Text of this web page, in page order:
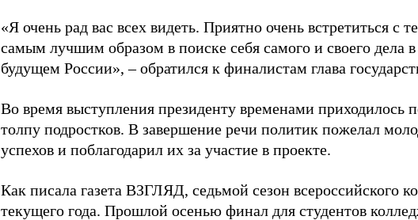
«Я очень рад вас всех видеть. Приятно очень встретиться с
самым лучшим образом в поиске себя самого и своего дела
будущем России», – обратился к финалистам глава
Во время выступления президенту временами приходилось
толпу подростков. В завершение речи политик пожелал
успехов и поблагодарил их за участие в проекте.
Как писала газета ВЗГЛЯД, седьмой сезон всероссийского
текущего года. Прошлой осенью финал для студентов